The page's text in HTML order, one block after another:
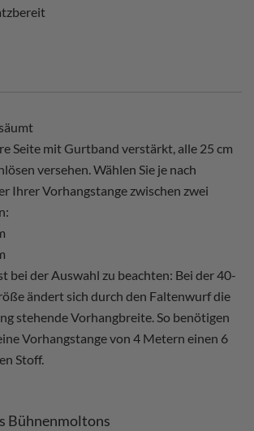
Seite mit Gurtband verstärkt, alle 25 cm
versehen. Wählen Sie je nach
Ihrer Vorhangstange zwischen zwei
bei der Auswahl zu beachten: Bei der 40-
ändert sich durch den Faltenwurf die
stehende Vorhangbreite. So benötigen
Vorhangstange von 4 Metern einen 6
Stoff.
Bühnenmoltons